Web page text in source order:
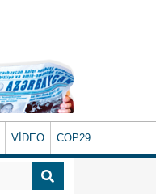
VİDEO COP29